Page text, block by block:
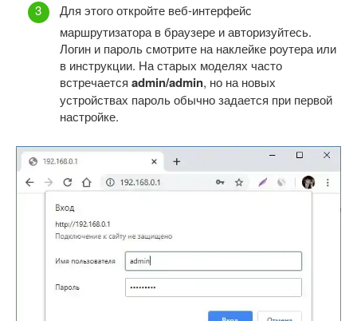
Для этого откройте веб-интерфейс
маршрутизатора в браузере и авторизуйтесь.
Логин и пароль смотрите на наклейке роутера или
в инструкции. На старых моделях часто
встречается admin/admin, но на новых
устройствах пароль обычно задается при первой
настройке.